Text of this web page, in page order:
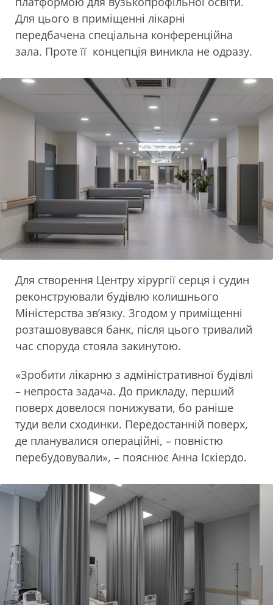
Для цього в приміщенні лікарні
передбачена спеціальна конференційна
зала. Проте її концепція виникла не одразу.
Для створення Центру хірургії серця і судин
реконструювали будівлю колишнього
Міністерства зв’язку. Згодом у приміщенні
розташовувався банк, після цього тривалий
час споруда стояла закинутою.
«Зробити лікарню з адміністративної будівлі
– непроста задача. До прикладу, перший
поверх довелося понижувати, бо раніше
туди вели сходинки. Передостанній поверх,
де планувалися операційні, – повністю
перебудовували», – пояснює Анна Іскіердо.